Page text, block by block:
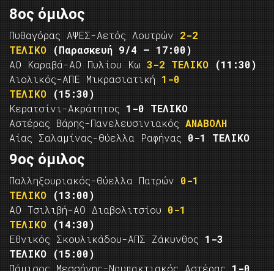
8ος όμιλος
Πυθαγόρας ΑΨΕΣ-Αετός Λουτρών 2-2
ΤΕΛΙΚΟ
(Παρασκευή 9/4 – 17:00)
ΑΟ Καραβά-ΑΟ Πυλίου Κω 3-2 ΤΕΛΙΚΟ
(11:30)
Αιολικός-ΑΠΕ Μικρασιατική 1-0
ΤΕΛΙΚΟ
(15:30)
Κερατσίνι-Ακράτητος 1-0 ΤΕΛΙΚΟ
Αστέρας Βάρης-Πανελευσινιακός ΑΝΑΒΟΛΗ
Αίας Σαλαμίνας-Θύελλα Ραφήνας 0-1 ΤΕΛΙΚΟ
9ος όμιλος
Παλληξουριακός-Θύελλα Πατρών 0-1
ΤΕΛΙΚΟ
(13:00)
ΑΟ Τσιλιβή-ΑΟ Διαβολιτσίου 0-1
ΤΕΛΙΚΟ
(14:30)
Εθνικός Σκουλικάδου-ΑΠΣ Ζάκυνθος 1-3
ΤΕΛΙΚΟ
(15:00)
Πάμισος Μεσσήνης-Ναυπακτιακός Αστέρας 1-0